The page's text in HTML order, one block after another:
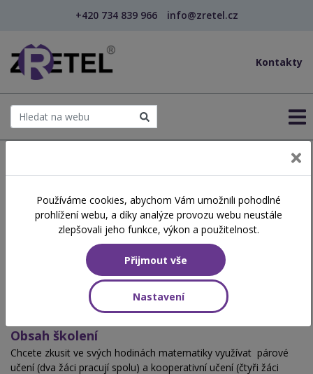
+420 734 839 966 info@zretel.cz
Kontakty
šablony
Párové a kooperativní učení
v matematice (webinář)
Hodinová dotace
8 vyučovacích hodin
Obsah školení
Chcete zkusit ve svých hodinách matematiky využívat párové
učení (dva žáci pracují spolu) a kooperativní učení (čtyři žáci
Používáme cookies, abychom Vám umožnili pohodlné
prohlížení webu, a díky analýze provozu webu neustále
zlepšovali jeho funkce, výkon a použitelnost.
Přijmout vše
Nastavení